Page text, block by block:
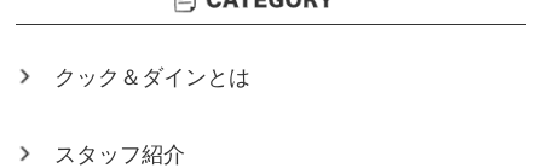
クック＆ダインとは
スタッフ紹介